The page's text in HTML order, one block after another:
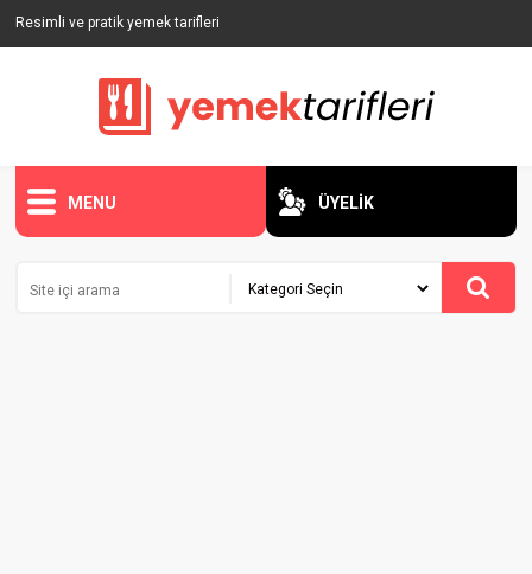
Resimli ve pratik yemek tarifleri
MENU ÜYELİK